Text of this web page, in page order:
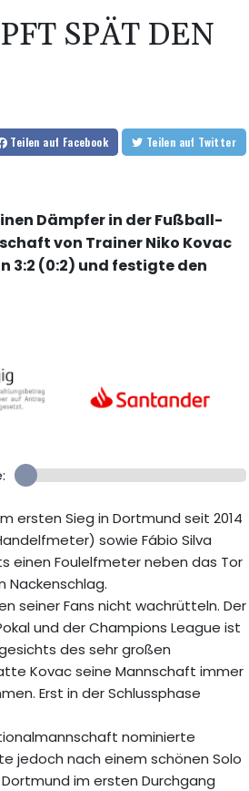
SPÄT DEN
Teilen auf Facebook Teilen auf Twitter
Dämpfer in der Fußball-
von Trainer Niko Kovac
3:2 (0:2) und festigte den
ersten Sieg in Dortmund seit 2014
sowie Fábio Silva
einen Foulelfmeter neben das Tor
Nackenschlag.
seiner Fans nicht wachrütteln. Der
und der Champions League ist
des sehr großen
Kovac seine Mannschaft immer
Erst in der Schlussphase
nominierte
jedoch nach einem schönen Solo
im ersten Durchgang